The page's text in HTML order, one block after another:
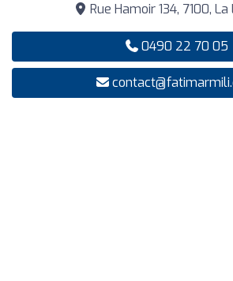
Rue Hamoir 134, 7100,
0490 22 70 05